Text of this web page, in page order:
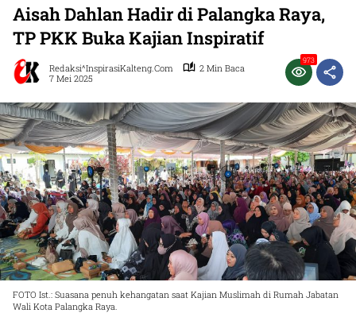
Aisah Dahlan Hadir di Palangka Raya,
TP PKK Buka Kajian Inspiratif
Redaksi^InspirasiKalteng.com
2 Min Baca
7 Mei 2025
973
FOTO Ist.: Suasana penuh kehangatan saat Kajian Muslimah di Rumah Jabatan
Wali Kota Palangka Raya.